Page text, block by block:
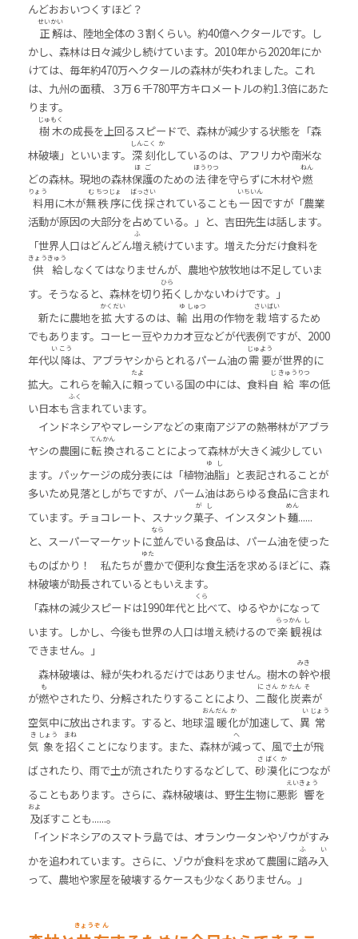
んどおおいつくすほど？
正
せい
解
かい
は、陸地全体の３割くらい。約40億ヘクタールです。し
かし、森林は日々減少し続けています。2010年から2020年にか
けては、毎年約470万ヘクタールの森林が失われました。これ
は、九州の面積、３万６千780平方キロメートルの約1.3倍にあた
ります。
樹
じゅ
木
もく
の成長を上回るスピードで、森林が減少する状態を「森
林破壊」といいます。 深
しん
刻
こく
化
か
しているのは、アフリカや南米な
どの森林。現地の森林保
ほ
護
ご
のための法
ほう
律
りつ
を守らずに木材や燃
ねん
料
りょう
用に木が無
む
秩
ちつ
序
じょ
に伐
ばっ
採
さい
されていることも一
いち
因
いん
ですが「農業
活動が原因の大部分を占めている。」と、吉田先生は話します。
「世界人口はどんどん増
ふ
え続けています。増えた分だけ食料を
供
きょう
給
きゅう
しなくてはなりませんが、農地や放牧地は不足していま
す。そうなると、森林を切り拓
ひら
くしかないわけです。」
新たに農地を拡
かく
大
だい
するのは、 輸
ゆ
出
しゅつ
用の作物を栽
さい
培
ばい
するため
でもあります。コーヒー豆やカカオ豆などが代表例ですが、2000
年代以
い
降
こう
は、アブラヤシからとれるパーム油の需
じゅ
要
よう
が世界的に
拡大。これらを輸入に頼
たよ
っている国の中には、食料自
じ
給
きゅう
率
りつ
の低
い日本も含
ふく
まれています。
インドネシアやマレーシアなどの東南アジアの熱帯林がアブラ
ヤシの農園に転
てん
換
かん
されることによって森林が大きく減少してい
ます。パッケージの成分表には「植物油
ゆ
脂
し
」と表記されることが
多いため見落としがちですが、パーム油はあらゆる食品に含まれ
ています。チョコレート、スナック菓
が
子
し
、インスタント麺
めん
......
と、スーパーマーケットに並
なら
んでいる食品は、パーム油を使った
ものばかり！ 私たちが豊
ゆた
かで便利な食生活を求めるほどに、森
林破壊が助長されているともいえます。
「森林の減少スピードは1990年代と比
くら
べて、ゆるやかになって
います。しかし、今後も世界の人口は増え続けるので楽
らっ
観
かん
視
し
は
できません。」
森林破壊は、緑が失われるだけではありません。樹木の幹
みき
や根
が燃
も
やされたり、分解されたりすることにより、 二
に
酸
さん
化
か
炭
たん
素
そ
が
空気中に放出されます。すると、地球温
おん
暖
だん
化
か
が加速して、 異
い
常
じょう
気
き
象
しょう
を招
まね
くことになります。また、森林が減
へ
って、風で土が飛
ばされたり、雨で土が流されたりするなどして、 砂
さ
漠
ばく
化
か
につなが
ることもあります。さらに、森林破壊は、野生生物に悪影
えい
響
きょう
を
及
およ
ぼすことも......。
「インドネシアのスマトラ島では、オランウータンやゾウがすみ
かを追われています。さらに、ゾウが食料を求めて農園に踏
ふ
み入
い
って、農地や家屋を破壊するケースも少なくありません。」
きょうぞん